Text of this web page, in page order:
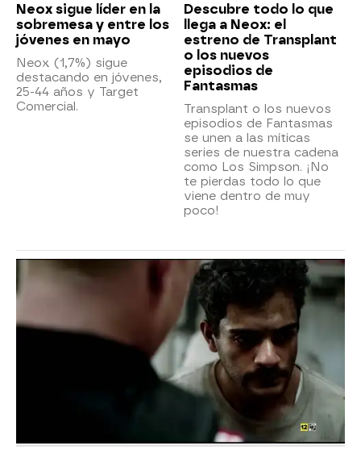
Neox sigue líder en la
sobremesa y entre los
jóvenes en mayo
Neox (1,7%) sigue
destacando en jóvenes,
25-44 años y Target
Comercial.
Descubre todo lo que
llega a Neox: el
estreno de Transplant
o los nuevos
episodios de
Fantasmas
Transplant o los nuevos
episodios de Fantasmas
se unen a las míticas
series de nuestra cadena
como Los Simpson. ¡No
te pierdas todo lo que
viene dentro de muy
poco!